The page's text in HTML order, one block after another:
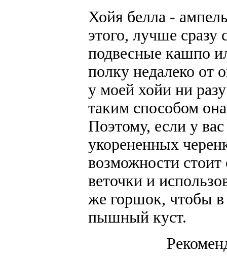
Хойя белла -
этого, лучше сразу
подвесные кашпо
полку недалеко от
у моей хойи ни
таким способом
Поэтому, если у
укорененных
возможности стоит
веточки и
же горшок, чтобы в
пышный куст.